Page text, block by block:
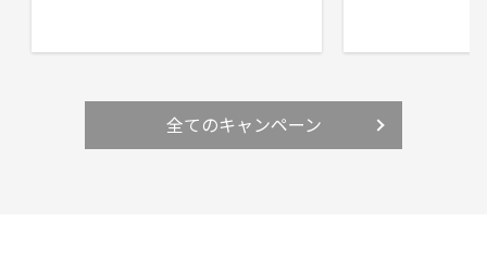
全てのキャンペーン